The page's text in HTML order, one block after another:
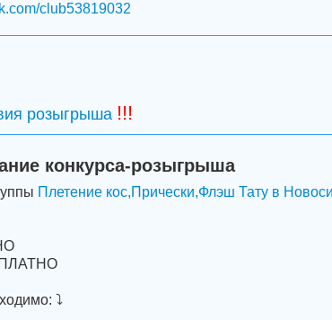
club53819032
розыгрыша !!!
конкурса-розыгрыша
Плетение кос,Прически,Флэш Тату в
⤵